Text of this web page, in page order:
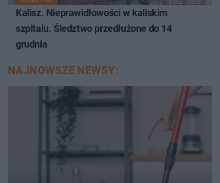
Kalisz. Nieprawidłowości w kaliskim
szpitalu. Śledztwo przedłużone do 14
grudnia
NAJNOWSZE NEWSY: